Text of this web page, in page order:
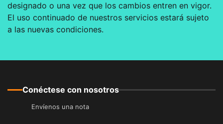
designado o una vez que los cambios entren en vigor.
El uso continuado de nuestros servicios estará sujeto
a las nuevas condiciones.
Conéctese con nosotros
Envíenos una nota